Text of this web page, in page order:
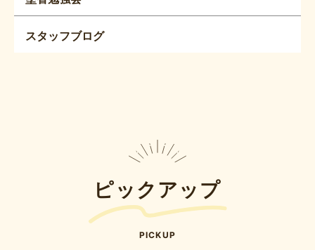
スタッフブログ
ピックアップ
PICKUP